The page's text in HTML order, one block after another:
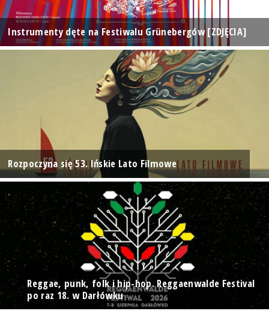
Instrumenty dęte na Festiwalu Grünebergów [ZDJĘCIA]
Rozpoczyna się 53. Ińskie Lato Filmowe
Reggae, punk, folk i hip-hop. Reggaenwalde Festival
po raz 18. w Darłówku